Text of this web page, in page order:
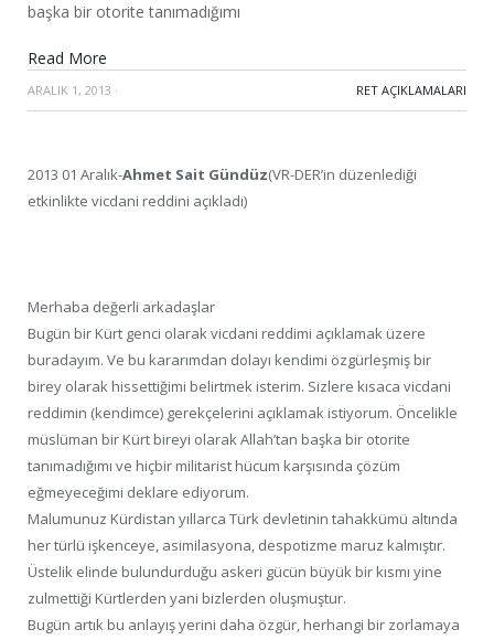
başka bir otorite tanımadığımı
Read More
ARALIK 1, 2013 · RET AÇIKLAMALARI
2013 01 Aralık-Ahmet Sait Gündüz(VR-DER’in düzenlediği
etkinlikte vicdani reddini açıkladı)
Merhaba değerli arkadaşlar
Bugün bir Kürt genci olarak vicdani reddimi açıklamak üzere
buradayım. Ve bu kararımdan dolayı kendimi özgürleşmiş bir
birey olarak hissettiğimi belirtmek isterim. Sizlere kısaca vicdani
reddimin (kendimce) gerekçelerini açıklamak istiyorum. Öncelikle
müslüman bir Kürt bireyi olarak Allah’tan başka bir otorite
tanımadığımı ve hiçbir militarist hücum karşısında çözüm
eğmeyeceğimi deklare ediyorum.
Malumunuz Kürdistan yıllarca Türk devletinin tahakkümü altında
her türlü işkenceye, asimilasyona, despotizme maruz kalmıştır.
Üstelik elinde bulundurduğu askeri gücün büyük bir kısmı yine
zulmettiği Kürtlerden yani bizlerden oluşmuştur.
Bugün artık bu anlayış yerini daha özgür, herhangi bir zorlamaya